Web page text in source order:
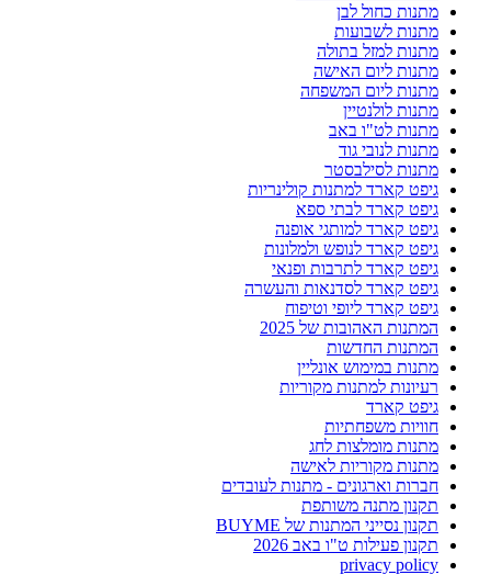
מתנות כחול לבן
מתנות לשבועות
מתנות למזל בתולה
מתנות ליום האישה
מתנות ליום המשפחה
מתנות לולנטיין
מתנות לט"ו באב
מתנות לנובי גוד
מתנות לסילבסטר
גיפט קארד למתנות קולינריות
גיפט קארד לבתי ספא
גיפט קארד למותגי אופנה
גיפט קארד לנופש ולמלונות
גיפט קארד לתרבות ופנאי
גיפט קארד לסדנאות והעשרה
גיפט קארד ליופי וטיפוח
המתנות האהובות של 2025
המתנות החדשות
מתנות במימוש אונליין
רעיונות למתנות מקוריות
גיפט קארד
חוויות משפחתיות
מתנות מומלצות לחג
מתנות מקוריות לאישה
חברות וארגונים - מתנות לעובדים
תקנון מתנה משותפת
תקנון נסייני המתנות של BUYME
תקנון פעילות ט"ו באב 2026
privacy policy